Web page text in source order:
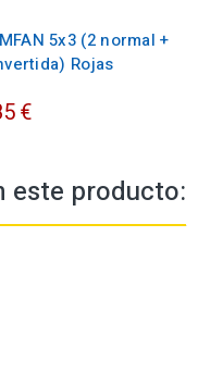
5x3 (2 normal +
Rojas
€
este producto: